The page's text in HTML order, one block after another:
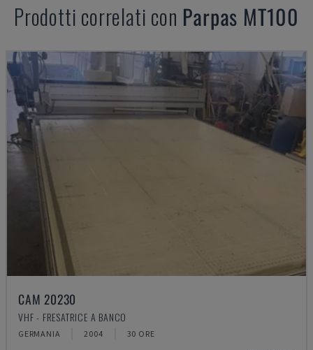
Prodotti correlati con Parpas MT100
CAM 20230
VHF - FRESATRICE A BANCO
GERMANIA 2004 30 ORE